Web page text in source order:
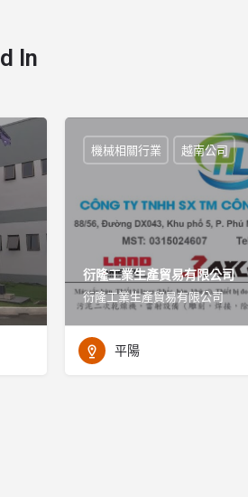
In
衍隆工業生產貿易有限公司
衍隆工業生產貿易有限公司
機械相關行業 越南公司
平陽